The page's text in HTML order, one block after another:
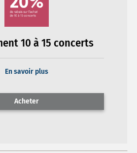
10 à 15 concerts
En savoir plus
Acheter